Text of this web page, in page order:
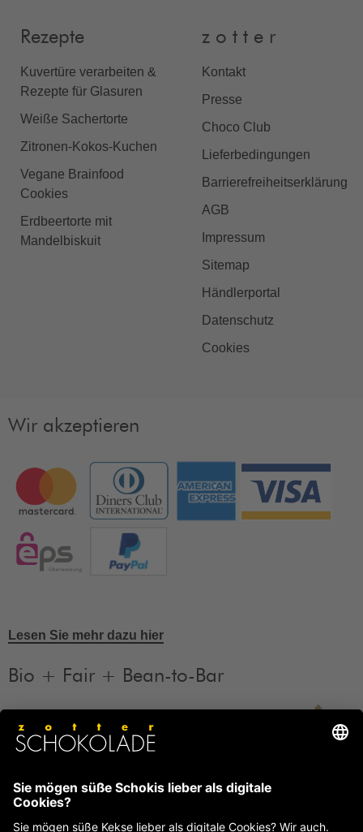
Rezepte
Kuvertüre verarbeiten &
Rezepte für Glasuren
Weiße Sachertorte
Zitronen-Kokos-Kuchen
Vegane Brainfood
Cookies
Erdbeertorte mit
Mandelbiskuit
z o t t e r
Kontakt
Presse
Choco Club
Lieferbedingungen
Barrierefreiheitserklärung
AGB
Impressum
Sitemap
Händlerportal
Datenschutz
Cookies
Wir akzeptieren
Lesen Sie mehr dazu hier
Bio + Fair + Bean-to-Bar